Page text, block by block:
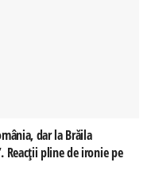
dar la Brăila
Reacții pline de ironie pe